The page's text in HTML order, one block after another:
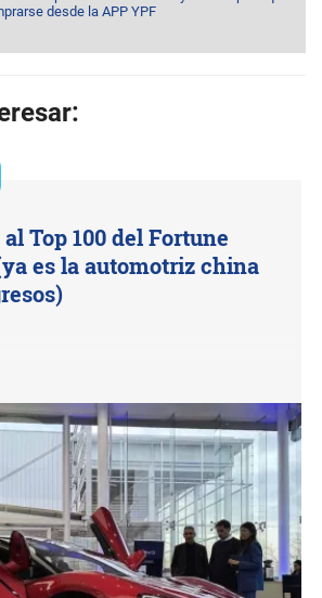
desde la APP YPF
Top 100 del Fortune
es la automotriz china